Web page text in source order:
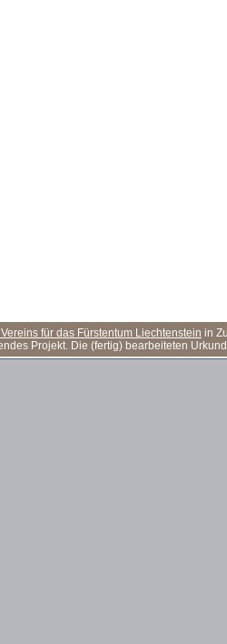
für das Fürstentum Liechtenstein in
Projekt. Die (fertig) bearbeiteten